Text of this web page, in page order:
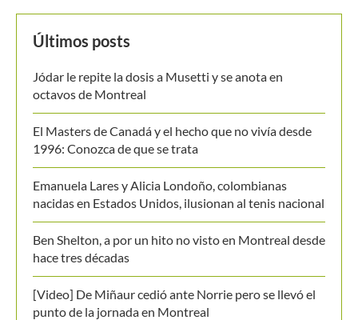
Últimos posts
Jódar le repite la dosis a Musetti y se anota en
octavos de Montreal
El Masters de Canadá y el hecho que no vivía desde
1996: Conozca de que se trata
Emanuela Lares y Alicia Londoño, colombianas
nacidas en Estados Unidos, ilusionan al tenis nacional
Ben Shelton, a por un hito no visto en Montreal desde
hace tres décadas
[Video] De Miñaur cedió ante Norrie pero se llevó el
punto de la jornada en Montreal